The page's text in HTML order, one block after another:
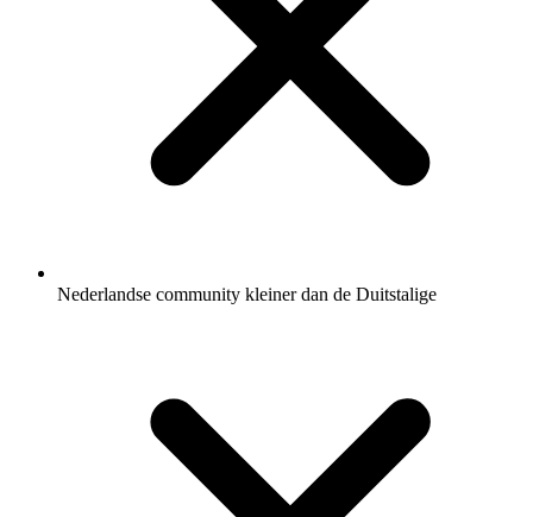
Nederlandse community kleiner dan de Duitstalige